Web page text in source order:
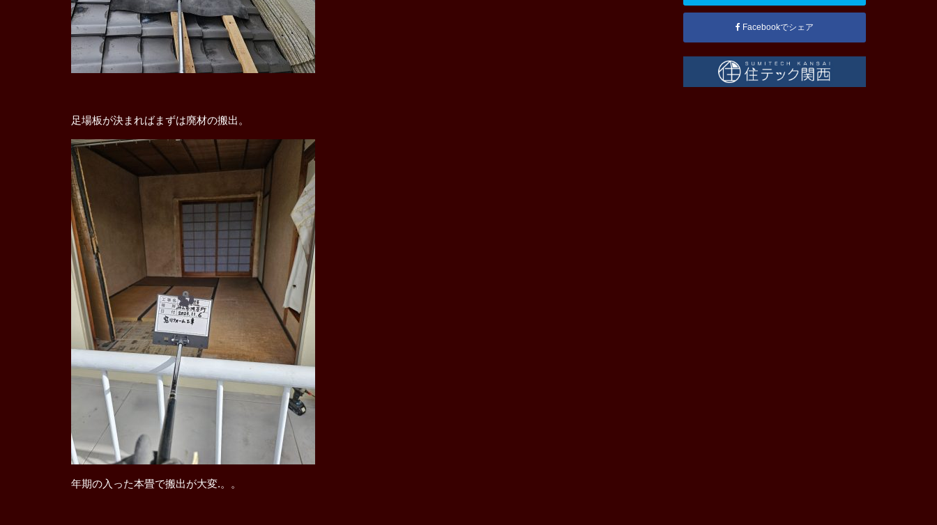
足場板が決まればまずは廃材の搬出。
年期の入った本畳で搬出が大変.。。
Facebookでシェア